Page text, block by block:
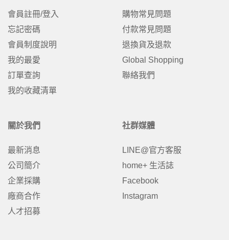
會員註冊/登入
忘記密碼
會員制度說明
我的最愛
訂單查詢
我的收藏清單
購物常見問題
付款常見問題
退換貨及退款
Global Shopping
聯絡我們
關於我們
最新消息
公司簡介
企業採購
廠商合作
人才招募
社群媒體
LINE@官方客服
home+ 生活誌
Facebook
Instagram